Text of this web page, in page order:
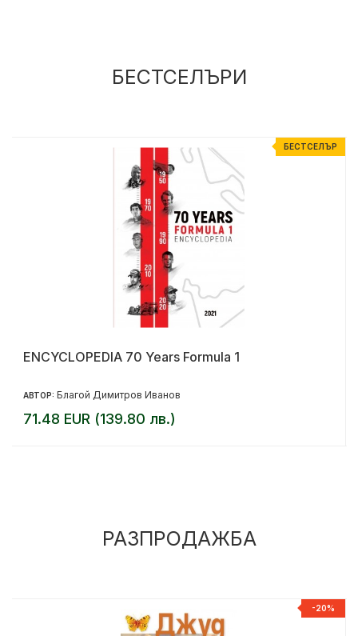
БЕСТСЕЛЪРИ
БЕСТСЕЛЪР
ENCYCLOPEDIA 70 Years Formula 1
АВТОР: Благой Димитров Иванов
71.48 EUR (139.80 лв.)
РАЗПРОДАЖБА
-20%